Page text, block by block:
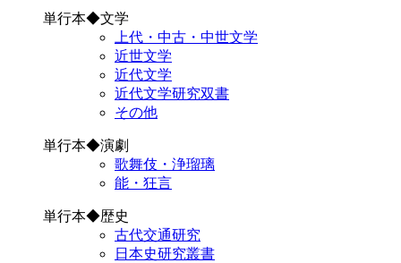
単行本◆文学
上代・中古・中世文学
近世文学
近代文学
近代文学研究双書
その他
単行本◆演劇
歌舞伎・浄瑠璃
能・狂言
単行本◆歴史
古代交通研究
日本史研究叢書